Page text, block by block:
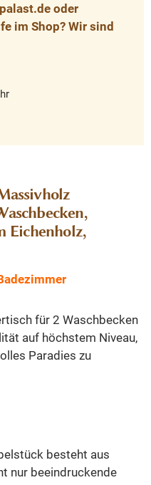
oder
im Shop? Wir sind
Eichenholz,
für 2 Waschbecken
auf höchstem Niveau,
Paradies zu
besteht aus
nur beeindruckende